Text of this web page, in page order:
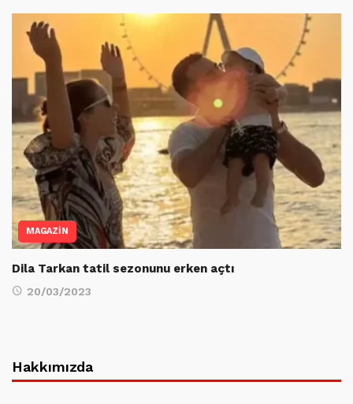
MAGAZİN
Dila Tarkan tatil sezonunu erken açtı
20/03/2023
Hakkımızda